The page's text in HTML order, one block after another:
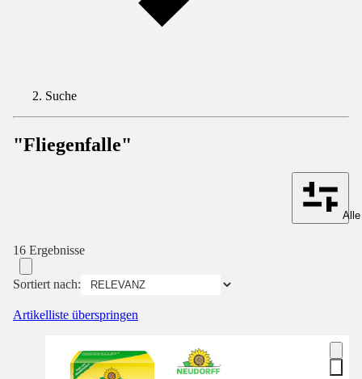
Suche
"Fliegenfalle"
16 Ergebnisse
Sortiert nach:
Artikelliste überspringen